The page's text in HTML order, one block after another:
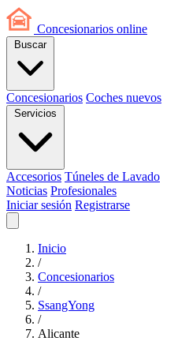
Concesionarios online
Buscar
Concesionarios Coches nuevos
Servicios
Accesorios Túneles de Lavado
Noticias Profesionales
Iniciar sesión Registrarse
Inicio
/
Concesionarios
/
SsangYong
/
Alicante